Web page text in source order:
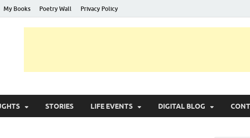
My Books Poetry Wall Privacy Policy
STORIES LIFE EVENTS DIGITAL BLOG